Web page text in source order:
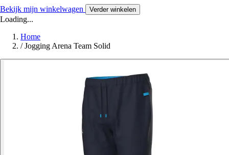
Bekijk mijn winkelwagen Verder winkelen
Loading...
Home
/ Jogging Arena Team Solid